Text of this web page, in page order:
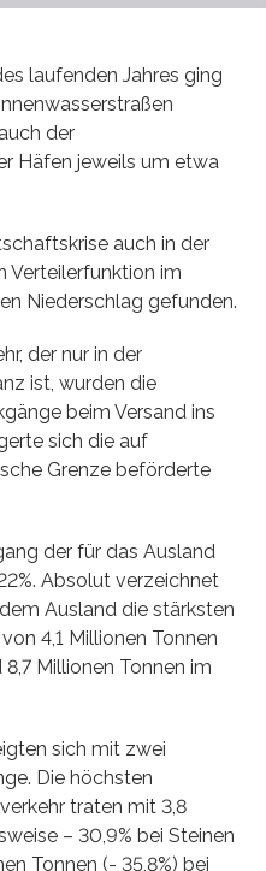
laufenden Jahres ging
der
Häfen jeweils um etwa
auch in der
Verteilerfunktion im
Niederschlag gefunden.
der nur in der
ist, wurden die
beim Versand ins
sich die auf
Grenze beförderte
der für das Ausland
Absolut verzeichnet
Ausland die stärksten
4,1 Millionen Tonnen
Millionen Tonnen im
sich mit zwei
Die höchsten
traten mit 3,8
– 30,9% bei Steinen
Tonnen (- 35,8%) bei